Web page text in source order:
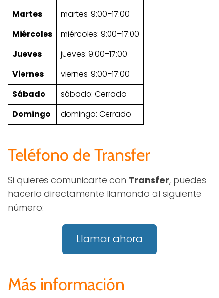
Martes
martes: 9:00–17:00
Miércoles
miércoles: 9:00–17:00
Jueves
jueves: 9:00–17:00
Viernes
viernes: 9:00–17:00
Sábado
sábado: Cerrado
Domingo
domingo: Cerrado
Teléfono de Transfer
Si quieres comunicarte con Transfer, puedes
hacerlo directamente llamando al siguiente
número:
Llamar ahora
Más información